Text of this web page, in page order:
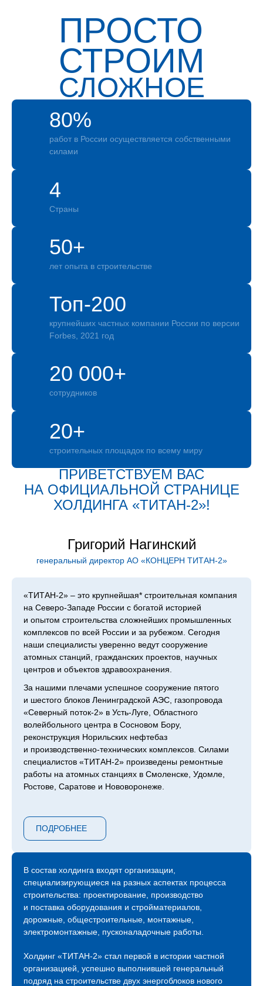
ПРОСТО
СТРОИМ
СЛОЖНОЕ
20 000+
сотрудников
20+
строительных площадок по всему миру
50+
лет опыта в строительстве
Топ-200
крупнейших частных компании России по версии
Forbes, 2021 год
80%
работ в России осуществляется собственными
силами
4
Страны
ПРИВЕТСТВУЕМ ВАС
НА ОФИЦИАЛЬНОЙ СТРАНИЦЕ
ХОЛДИН­ГА «ТИТАН‑2»!
Григорий Нагинский
генеральный директор АО «КОНЦЕРН ТИТАН‑2»
«ТИТАН‑2» – это крупнейшая* строительная компания
на Северо-Западе России с богатой историей
и опытом строительства сложнейших промышленных
комплексов по всей России и за рубежом. Сегодня
наши специалисты уверенно ведут сооружение
атомных станций, гражданских проектов, научных
центров и объектов здравоохранения.
За нашими плечами успешное сооружение пятого
и шестого блоков Ленинградской АЭС, газопровода
«Северный поток-2» в Усть-Луге, Областного
волейбольного центра в Сосновом Бору,
реконструкция Норильских нефтебаз
и производственно-технических комплексов. Силами
специалистов «ТИТАН‑2» произведены ремонтные
работы на атомных станциях в Смоленске, Удомле,
Ростове, Саратове и Нововоронеже.
очереди ЛАЭС – 7 и 8 блоков, градирни второго
энергоблока Курской АЭС, инновационный проект
ОДЭК «Прорыв» с реактором на быстрых нейтронах
в Северске, Центра коллективного пользования
«Сибирский кольцевой источник фотонов»
С 2015 года холдинг «ТИТАН‑2» присутствует
на международной арене атомных строек и на
сегодняшний день мы являемся генеральными
АЭС «Аккую» в Турции, АЭС «Эль-Дабаа» в Египте,
АЭС «Пакш-2» в Венгрии.
ПОДРОБНЕЕ
В состав холдинга входят организации,
специализирующиеся на разных аспектах процесса
строительства: проектирование, производство
и поставка оборудования и стройматериалов,
дорожные, общестроительные, монтажные,
электромонтажные, пусконаладочные работы.
Холдинг «ТИТАН‑2» стал первой в истории частной
организацией, успешно выполнившей генеральный
подряд на строительстве двух энергоблоков нового